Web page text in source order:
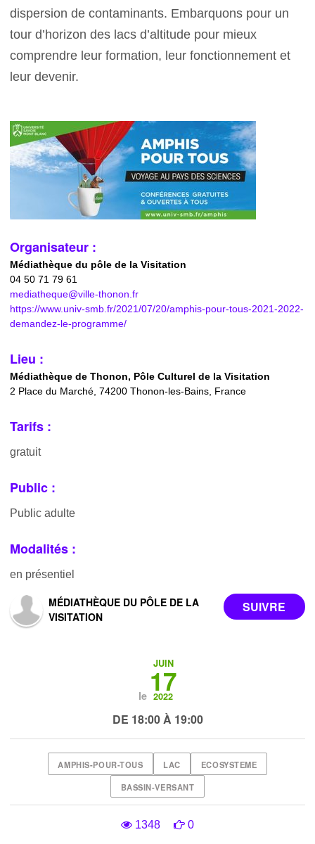
dispersion de contaminants. Embarquons pour un
tour d’horizon des lacs d’altitude pour mieux
comprendre leur formation, leur fonctionnement et
leur devenir.
Organisateur :
Médiathèque du pôle de la Visitation
04 50 71 79 61
mediatheque@ville-thonon.fr
https://www.univ-smb.fr/2021/07/20/amphis-pour-tous-2021-2022-
demandez-le-programme/
Lieu :
Médiathèque de Thonon, Pôle Culturel de la Visitation
2 Place du Marché, 74200 Thonon-les-Bains, France
Tarifs :
gratuit
Public :
Public adulte
Modalités :
en présentiel
MÉDIATHÈQUE DU PÔLE DE LA
VISITATION
le
JUIN
17
2022
DE 18:00 À 19:00
AMPHIS-POUR-TOUS LAC ECOSYSTEME
BASSIN-VERSANT
1348 0